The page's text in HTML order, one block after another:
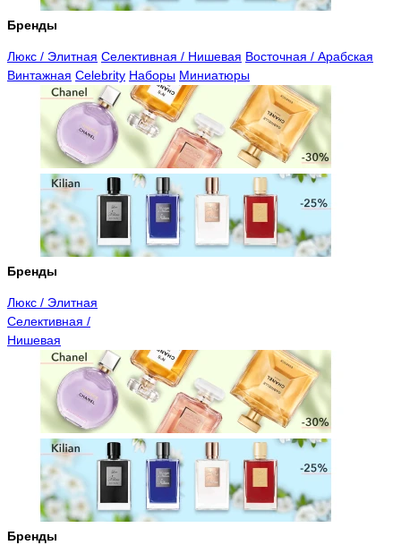
Бренды
Люкс / Элитная Селективная / Нишевая Восточная / Арабская
Винтажная Celebrity Наборы Миниатюры
Бренды
Люкс / Элитная
Селективная /
Нишевая
Бренды